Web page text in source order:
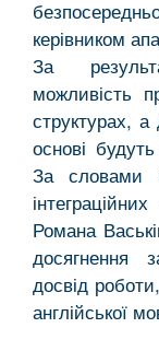
керівником
За
можливість
структурах,
основі
За словами
Романа
досягнення
досвід
англійської